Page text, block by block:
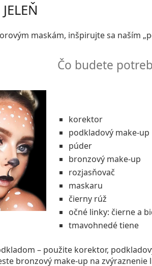
maskám, inšpirujte sa naším
Čo budete
korektor
podkladový make-up
púder
bronzový make-up
rozjasňovač
maskaru
čierny rúž
očné linky: čierne a
tmavohnedé tiene
– použite korektor,
bronzový make-up na zvýraznenie